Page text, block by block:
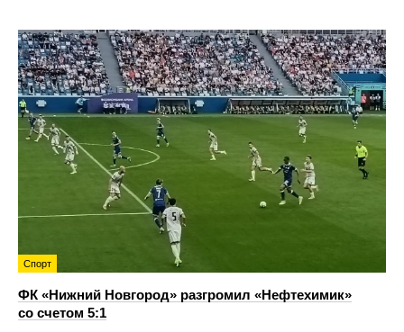
Спорт
ФК «Нижний Новгород» разгромил «Нефтехимик»
со счетом 5:1